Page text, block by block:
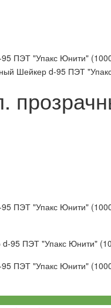
ПЭТ "Упакс Юнити"
ПЭТ "Упакс Юнити"
95 ПЭТ "Упакс Юнити"
ПЭТ "Упакс Юнити"